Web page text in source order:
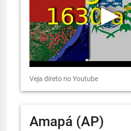
Veja direto no Youtube
Amapá (AP)